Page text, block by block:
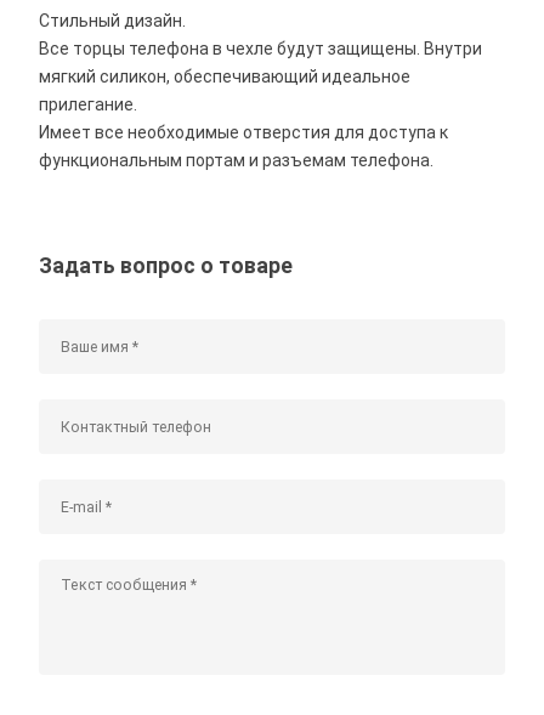
Стильный дизайн.
Все торцы телефона в чехле будут защищены. Внутри
мягкий силикон, обеспечивающий идеальное
прилегание.
Имеет все необходимые отверстия для доступа к
функциональным портам и разъемам телефона.
Задать вопрос о товаре